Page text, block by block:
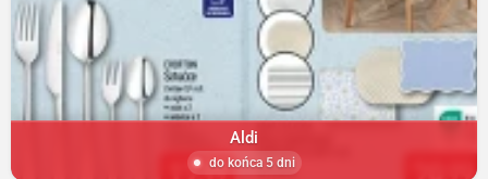
Aldi
do końca 5 dni